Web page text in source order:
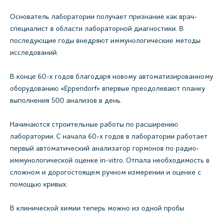
Основатель лаборатории получает признание как врач-
специалист в области лабораторной диагностики. В
последующие годы внедряют иммунологические методы
исследований.
В конце 60-х годов благодаря новому автоматизированному
оборудованию «Eppendorf» впервые преодолевают планку
выполнения 500 анализов в день.
Начинаются строительные работы по расширению
лаборатории. С начала 60-х годов в лаборатории работает
первый автоматический анализатор гормонов по радио-
иммунологической оценке in-vitro. Отпала необходимость в
сложном и дорогостоящем ручном измерении и оценке с
помощью кривых.
В клинической химии теперь можно из одной пробы